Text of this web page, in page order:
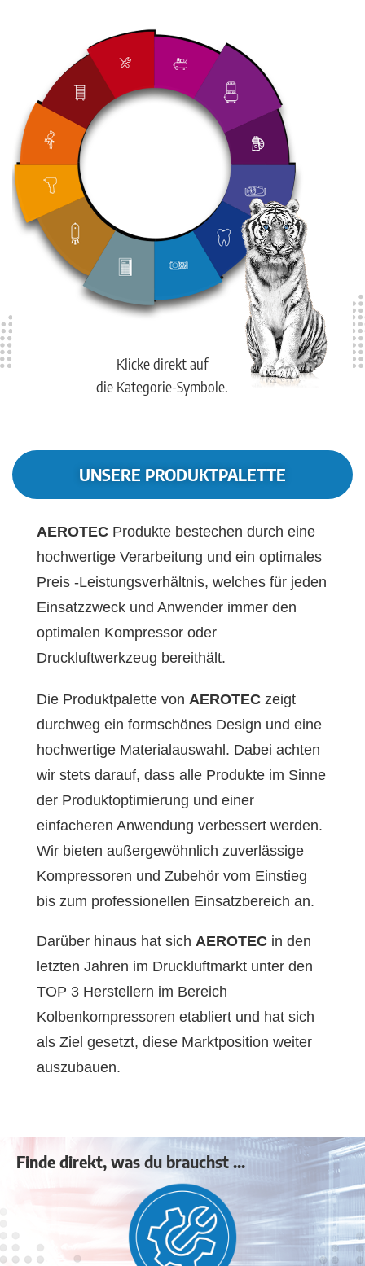
Klicke direkt auf
die Kategorie-Symbole.
UNSERE PRODUKTPALETTE
AEROTEC Produkte bestechen durch eine
hochwertige Verarbeitung und ein optimales
Preis -Leistungsverhältnis, welches für jeden
Einsatzzweck und Anwender immer den
optimalen Kompressor oder
Druckluftwerkzeug bereithält.
Die Produktpalette von AEROTEC zeigt
durchweg ein formschönes Design und eine
hochwertige Materialauswahl. Dabei achten
wir stets darauf, dass alle Produkte im Sinne
der Produktoptimierung und einer
einfacheren Anwendung verbessert werden.
Wir bieten außergewöhnlich zuverlässige
Kompressoren und Zubehör vom Einstieg
bis zum professionellen Einsatzbereich an.
Darüber hinaus hat sich AEROTEC in den
letzten Jahren im Druckluftmarkt unter den
TOP 3 Herstellern im Bereich
Kolbenkompressoren etabliert und hat sich
als Ziel gesetzt, diese Marktposition weiter
auszubauen.
Finde direkt, was du brauchst ...